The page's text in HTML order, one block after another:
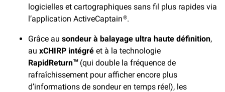
logicielles et cartographiques sans fil plus rapides via
l’application ActiveCaptain ®.
Grâce au sondeur à balayage ultra haute définition,
au xCHIRP intégré et à la technologie
RapidReturn™(qui double la fréquence de
rafraîchissement pour afficher encore plus
d’informations de sondeur en temps réel), les